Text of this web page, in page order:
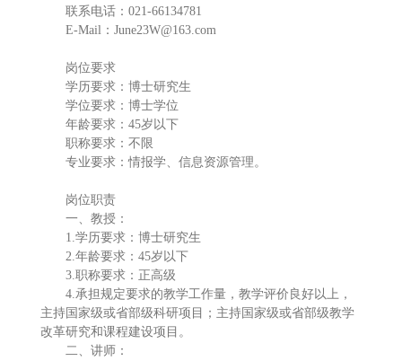
联系电话：021-66134781
E-Mail：June23W@163.com
岗位要求
学历要求：博士研究生
学位要求：博士学位
年龄要求：45岁以下
职称要求：不限
专业要求：情报学、信息资源管理。
岗位职责
一、教授：
1.学历要求：博士研究生
2.年龄要求：45岁以下
3.职称要求：正高级
4.承担规定要求的教学工作量，教学评价良好以上，
主持国家级或省部级科研项目；主持国家级或省部级教学
改革研究和课程建设项目。
二、讲师：